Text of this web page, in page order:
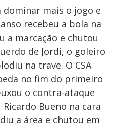
dominar mais o jogo e
recebeu a bola na
a marcação e chutou
de Jordi, o goleiro
na trave. O CSA
no fim do primeiro
o contra-ataque
Bueno na cara
a área e chutou em